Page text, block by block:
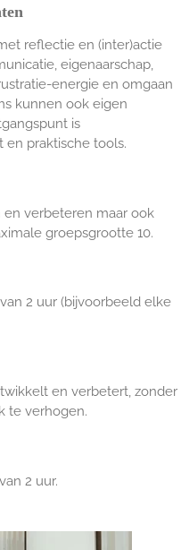
reflectie en (inter)actie
eigenaarschap,
energie en omgaan
kunnen ook eigen
is
en praktische tools.
verbeteren maar ook
groepsgrootte 10.
2 uur (bijvoorbeeld elke
en verbetert, zonder
te verhogen.
2 uur.